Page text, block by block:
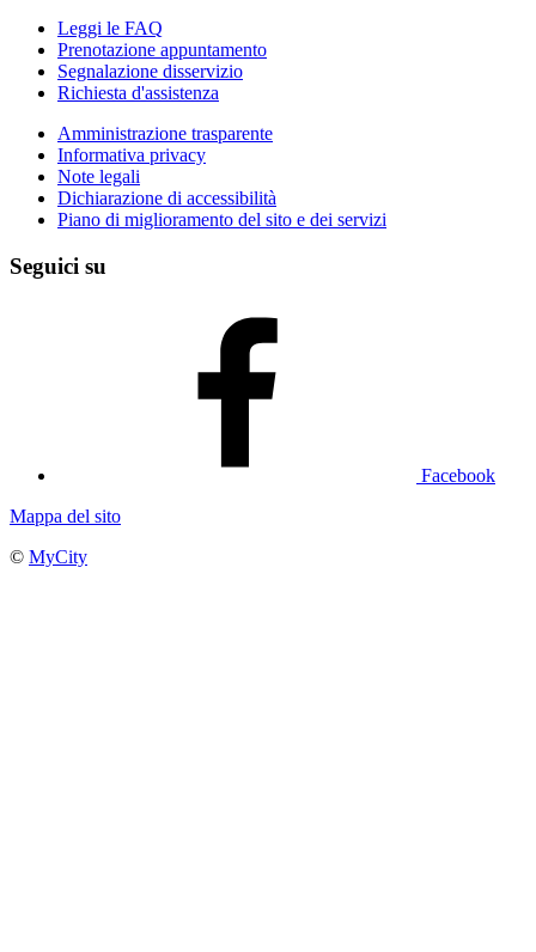
Leggi le FAQ
Prenotazione appuntamento
Segnalazione disservizio
Richiesta d'assistenza
Amministrazione trasparente
Informativa privacy
Note legali
Dichiarazione di accessibilità
Piano di miglioramento del sito e dei servizi
Seguici su
Facebook
Mappa del sito
© MyCity